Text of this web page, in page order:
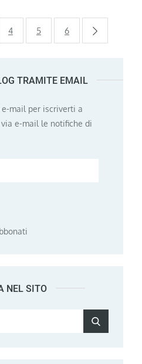
4 5 6
TRAMITE EMAIL
mail per iscriverti a
e-mail le notifiche di
NEL SITO